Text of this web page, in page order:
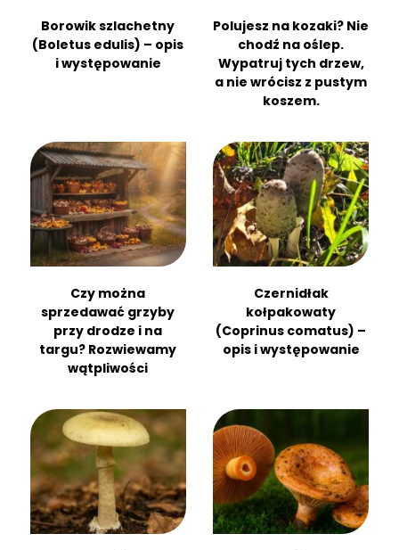
Borowik szlachetny
(Boletus edulis) – opis
i występowanie
Polujesz na kozaki? Nie
chodź na oślep.
Wypatruj tych drzew,
a nie wrócisz z pustym
koszem.
Czy można
sprzedawać grzyby
przy drodze i na
targu? Rozwiewamy
wątpliwości
Czernidłak
kołpakowaty
(Coprinus comatus) –
opis i występowanie